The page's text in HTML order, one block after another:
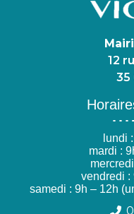
12
35
lundi
mardi :
vendredi :
samedi : 9h – 12h